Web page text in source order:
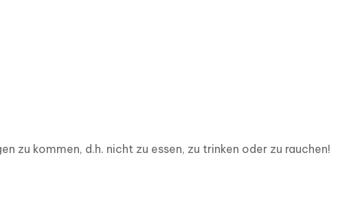
zu kommen, d.h. nicht zu essen, zu trinken oder zu rauchen!